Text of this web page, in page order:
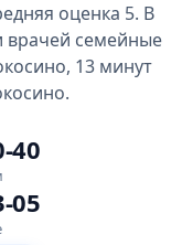
оценка 5. В
врачей семейные
13 минут
40
05